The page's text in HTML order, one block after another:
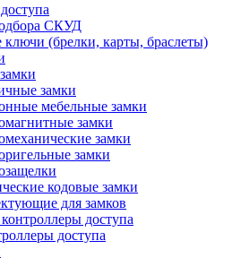
СКУД
(брелки, карты, браслеты)
замки
мебельные замки
замки
замки
замки
кодовые замки
для замков
доступа
доступа